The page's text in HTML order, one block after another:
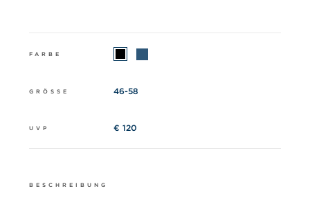
FARBE
GRÖSSE 46-58
UVP € 120
BESCHREIBUNG